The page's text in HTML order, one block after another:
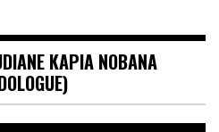
KAPIA NOBANA